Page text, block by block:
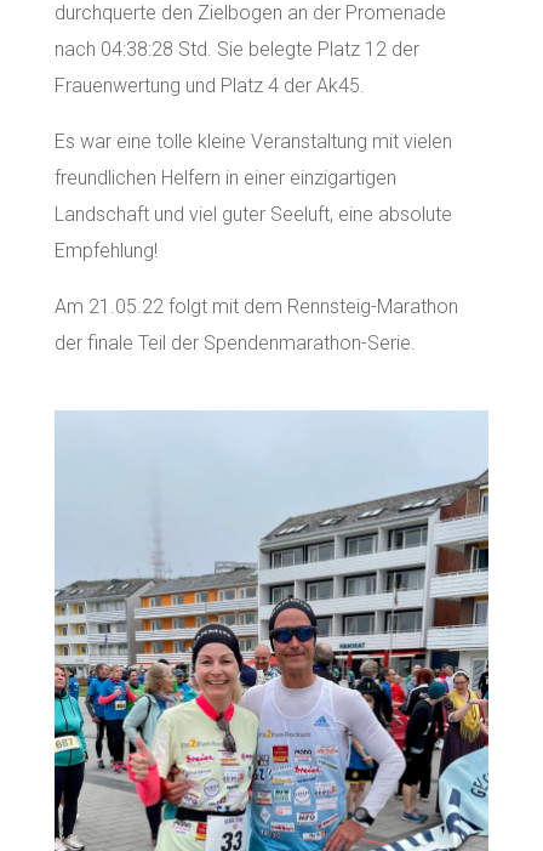
durchquerte den Zielbogen an der Promenade
nach 04:38:28 Std. Sie belegte Platz 12 der
Frauenwertung und Platz 4 der Ak45.
Es war eine tolle kleine Veranstaltung mit vielen
freundlichen Helfern in einer einzigartigen
Landschaft und viel guter Seeluft, eine absolute
Empfehlung!
Am 21.05.22 folgt mit dem Rennsteig-Marathon
der finale Teil der Spendenmarathon-Serie.